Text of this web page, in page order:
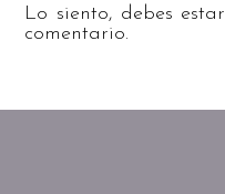
Lo siento, debes estar
comentario.